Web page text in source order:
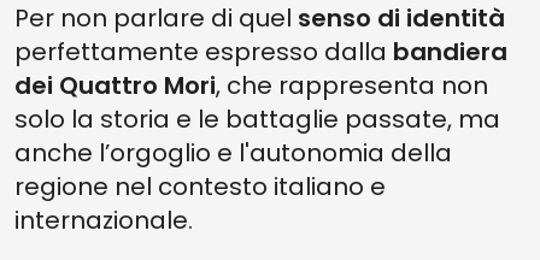
Per non parlare di quel senso di identità
perfettamente espresso dalla bandiera
dei Quattro Mori, che rappresenta non
solo la storia e le battaglie passate, ma
anche l’orgoglio e l'autonomia della
regione nel contesto italiano e
internazionale.